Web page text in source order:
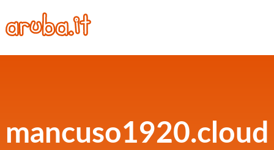
mancuso1920.cloud